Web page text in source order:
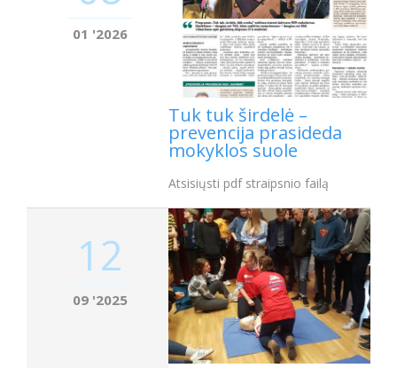
01 '2026
Tuk tuk širdelė –
prevencija prasideda
mokyklos suole
Atsisiųsti pdf straipsnio failą
12
09 '2025